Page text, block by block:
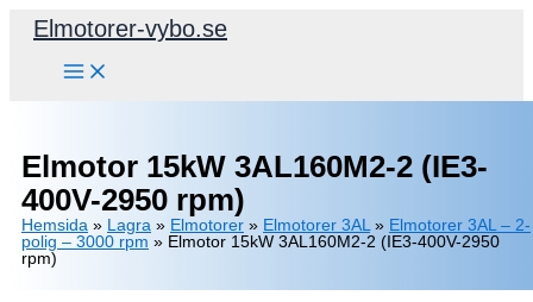
Hoppa
Elmotorer-vybo.se
Elmotor 15kW 3AL160M2-2 (IE3-
400V-2950 rpm)
Hemsida » Lagra » Elmotorer » Elmotorer 3AL » Elmotorer 3AL – 2-
polig – 3000 rpm » Elmotor 15kW 3AL160M2-2 (IE3-400V-2950
rpm)